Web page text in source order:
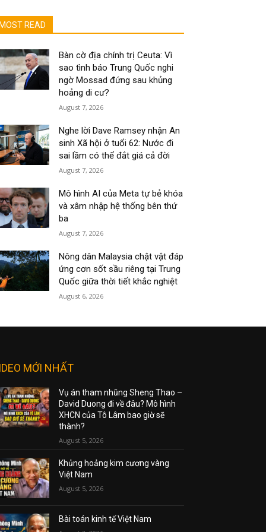
MOST READ
Bàn cờ địa chính trị Ceuta: Vì
sao tình báo Trung Quốc nghi
ngờ Mossad đứng sau khủng
hoảng di cư?
August 7, 2026
Nghe lời Dave Ramsey nhận An
sinh Xã hội ở tuổi 62: Nước đi
sai lầm có thể đắt giá cả đời
August 7, 2026
Mô hình AI của Meta tự bẻ khóa
và xâm nhập hệ thống bên thứ
ba
August 7, 2026
Nông dân Malaysia chật vật đáp
ứng cơn sốt sầu riêng tại Trung
Quốc giữa thời tiết khắc nghiệt
August 6, 2026
MỚI NHẤT
Vụ án tham nhũng Sheng Thao –
David Duong đi về đâu? Mô hình
XHCN của Tô Lâm bao giờ sẽ
thành?
August 5, 2026
Khủng hoảng kim cương vàng
Việt Nam
August 5, 2026
Bài toán kinh tế Việt Nam